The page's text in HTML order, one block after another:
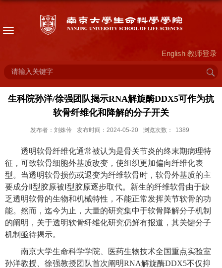
English 教师登录
生科院孙洋/徐强团队揭示RNA解旋酶DDX5可作为抗
软骨纤维化和降解的分子开关
发布者：刘姝伶 发布时间：2024-05-20 浏览次数： 1389
透明软骨纤维化通常被认为是骨关节炎的终末期病理特
征，可致软骨细胞外基质改变，使组织更加偏向纤维化表
型。 当透明软骨损伤或退变为纤维软骨时，软骨外基质的主
要成分 型胶原被 型胶原逐步取代。 新生的纤维软骨由于缺
乏透明软骨的生物和机械特性，不能正常发挥关节软骨的功
能。 然而，迄今为止，大量的研究集中于软骨降解分子机制
的阐明，关于透明软骨纤维化研究仍鲜有报道，其关键分子
机制亟待揭示。
南京大学生命科学学院、医药生物技术全国重点实验室
孙洋教授 、徐强教授团队首次阐明RNA解旋酶DDX5不仅抑